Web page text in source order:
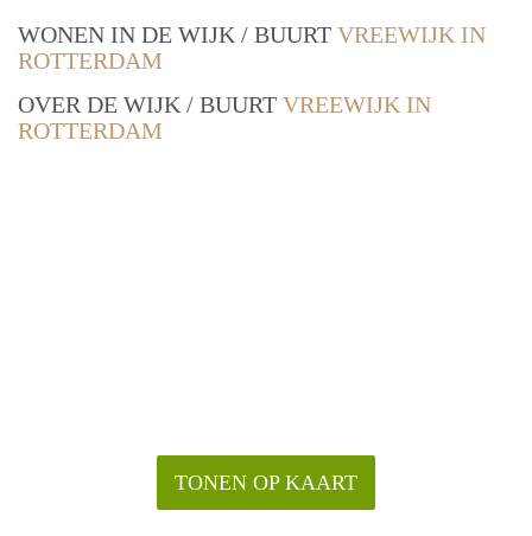
WONEN IN DE WIJK / BUURT VREEWIJK IN
ROTTERDAM
OVER DE WIJK / BUURT VREEWIJK IN
ROTTERDAM
TONEN OP KAART